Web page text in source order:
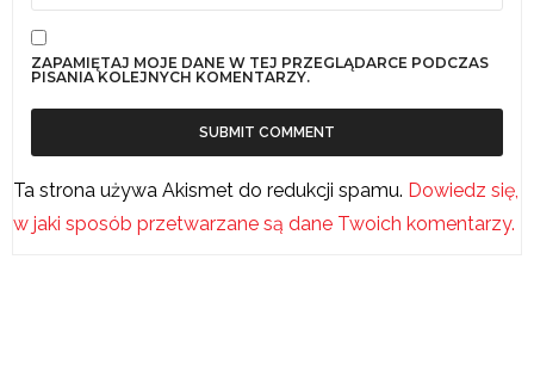
ZAPAMIĘTAJ MOJE DANE W TEJ PRZEGLĄDARCE PODCZAS
PISANIA KOLEJNYCH KOMENTARZY.
Ta strona używa Akismet do redukcji spamu. Dowiedz się,
w jaki sposób przetwarzane są dane Twoich komentarzy.